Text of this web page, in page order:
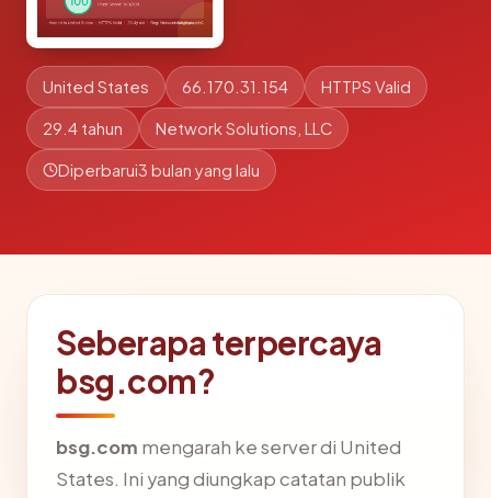
United States 66.170.31.154 HTTPS Valid
29.4 tahun Network Solutions, LLC
Diperbarui3 bulan yang lalu
Seberapa terpercaya
bsg.com?
bsg.com mengarah ke server di United
States. Ini yang diungkap catatan publik